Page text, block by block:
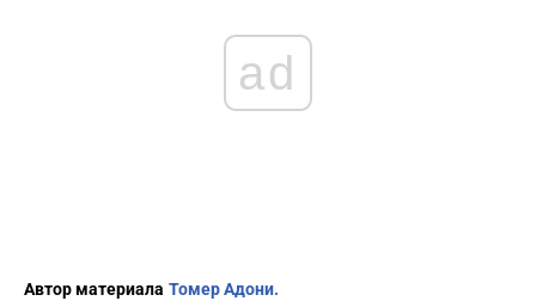
ad
Автор материала Томер Адони.